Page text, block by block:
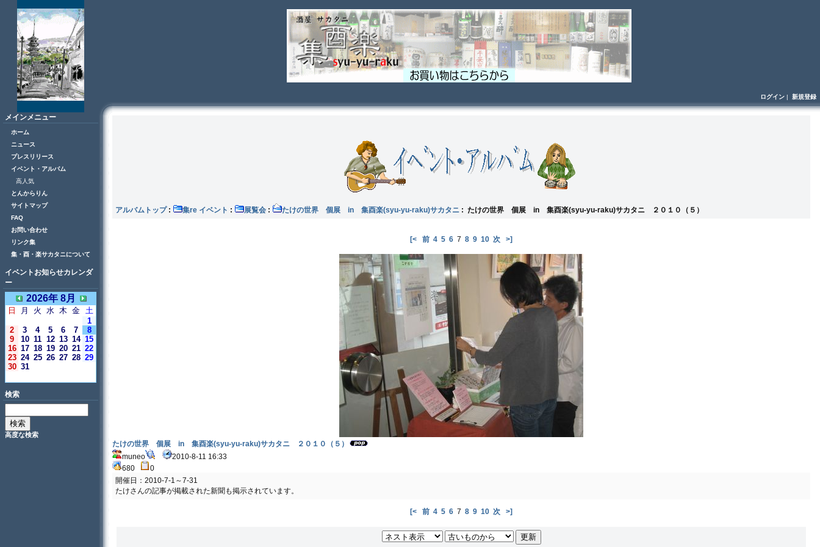
メインメニュー
ホーム
ニュース
プレスリリース
イベント・アルバム
高人気
とんからりん
サイトマップ
FAQ
お問い合わせ
リンク集
集・酉・楽サカタニについて
イベントお知らせカレンダ
ー
2026年 8月
日 月 火 水 木 金 土
1
2
3 4 5 6 7
8
9
10 11 12 13 14 15
16 17 18 19 20 21 22
23 24 25 26 27 28 29
30 31
検索
高度な検索
ログイン | 新規登録
アルバムトップ: 集re イベント : 展覧会 : たけの世界 個展 in 集酉楽(syu-yu-raku)サカタニ : たけの世界 個展 in 集酉楽(syu-yu-raku)サカタニ ２０１０（５）
[< 前 4 5 6 7 8 9 10 次 >]
たけの世界 個展 in 集酉楽(syu-yu-raku)サカタニ ２０１０（５）
muneo
2010-8-11 16:33
680
0
開催日：2010-7-1～7-31
たけさんの記事が掲載された新聞も掲示されています。
[< 前 4 5 6 7 8 9 10 次 >]